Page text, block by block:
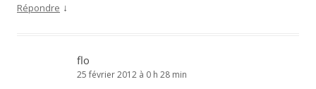
Répondre ↓
flo
25 février 2012 à 0 h 28 min